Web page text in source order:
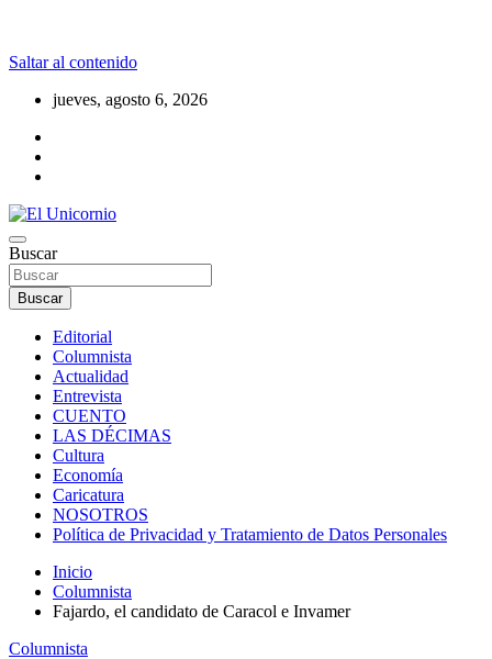
Saltar al contenido
jueves, agosto 6, 2026
El Unicornio
La realidad supera la fantasía
Buscar
Buscar
Editorial
Columnista
Actualidad
Entrevista
CUENTO
LAS DÉCIMAS
Cultura
Economía
Caricatura
NOSOTROS
Política de Privacidad y Tratamiento de Datos Personales
Inicio
Columnista
Fajardo, el candidato de Caracol e Invamer
Columnista